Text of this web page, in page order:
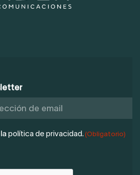
política de privacidad. (Obligatorio)